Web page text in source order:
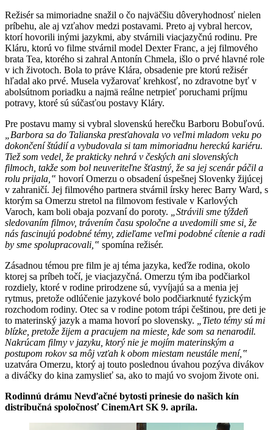
Režisér sa mimoriadne snažil o čo najväčšiu dôveryhodnosť nielen
príbehu, ale aj vzťahov medzi postavami. Preto aj vybral hercov,
ktorí hovorili inými jazykmi, aby stvárnili viacjazyčnú rodinu. Pre
Kláru, ktorú vo filme stvárnil model Dexter Franc, a jej filmového
brata Tea, ktorého si zahral Antonín Chmela, išlo o prvé hlavné role
v ich životoch. Bola to práve Klára, obsadenie pre ktorú režisér
hľadal ako prvé. Musela vyžarovať krehkosť, no zdravotne byť v
abolsútnom poriadku a najmä reálne netrpieť poruchami príjmu
potravy, ktoré sú súčasťou postavy Kláry.
Pre postavu mamy si vybral slovenskú herečku Barboru Bobuľovú.
„Barbora sa do Talianska presťahovala vo veľmi mladom veku po
dokončení štúdií a vybudovala si tam mimoriadnu hereckú kariéru.
Tiež som vedel, že prakticky nehrá v českých ani slovenských
filmoch, takže som bol neuveriteľne šťastný, že sa jej scenár páčil a
rolu prijala,‟ hovorí Omerzu o obsadení úspešnej Slovenky žijúcej
v zahraničí. Jej filmového partnera stvárnil írsky herec Barry Ward, s
ktorým sa Omerzu stretol na filmovom festivale v Karlových
Varoch, kam boli obaja pozvaní do poroty.
„Strávili sme týždeň
sledovaním filmov, trávením času spoločne a uvedomili sme si, že
nás fascinujú podobné témy, zdieľame veľmi podobné cítenie a radi
by sme spolupracovali,‟ spomína režisér.
Zásadnou témou pre film je aj téma jazyka, keďže rodina, okolo
ktorej sa príbeh točí, je viacjazyčná. Omerzu tým iba podčiarkol
rozdiely, ktoré v rodine prirodzene sú, vyvíjajú sa a menia jej
rytmus, pretože odlúčenie jazykové bolo podčiarknuté fyzickým
rozchodom rodiny. Otec sa v rodine potom trápi češtinou, pre deti je
to materinský jazyk a mama hovorí po slovensky.
„Tieto témy sú mi
blízke, pretože žijem a pracujem na mieste, kde som sa nenarodil.
Nakrúcam filmy v jazyku, ktorý nie je mojím materinským a
postupom rokov sa môj vzťah k obom miestam neustále mení,‟
uzatvára Omerzu, ktorý aj touto poslednou úvahou pozýva divákov
a diváčky do kina zamyslieť sa, ako to majú vo svojom živote oni.
Rodinnú drámu Nevďačné bytosti prinesie do našich kín
distribučná spoločnosť CinemArt SK 9. apríla.